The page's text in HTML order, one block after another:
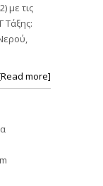
με τις
Τάξης:
more]